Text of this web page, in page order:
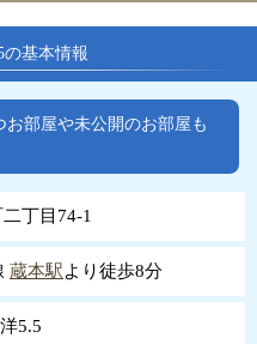
の基本情報
お部屋や未公開のお部屋も
丁目74-1
蔵本駅より徒歩8分
5.5